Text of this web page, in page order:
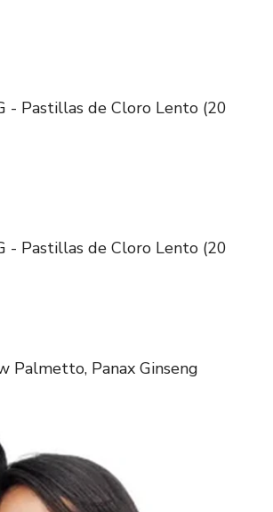
- Pastillas de Cloro Lento (20
- Pastillas de Cloro Lento (20
Palmetto, Panax Ginseng